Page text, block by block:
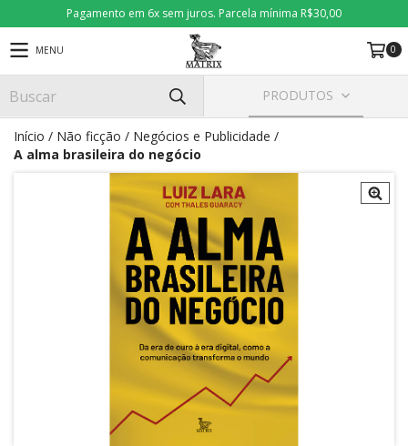
Pagamento em 6x sem juros. Parcela mínima R$30,00
MENU 0
PRODUTOS
Início / Não ficção / Negócios e Publicidade /
A alma brasileira do negócio